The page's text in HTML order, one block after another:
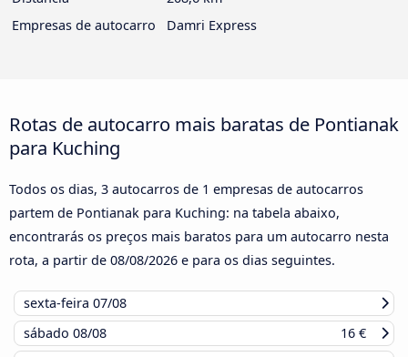
Empresas de autocarro
Damri Express
Rotas de autocarro mais baratas de Pontianak
para Kuching
Todos os dias, 3 autocarros de 1 empresas de autocarros
partem de Pontianak para Kuching: na tabela abaixo,
encontrarás os preços mais baratos para um autocarro nesta
rota, a partir de 08/08/2026 e para os dias seguintes.
sexta-feira 07/08
sábado 08/08
16 €